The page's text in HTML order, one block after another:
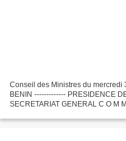
Conseil des Ministres du mercredi
BENIN ------------- PRESIDENCE
SECRETARIAT GENERAL C O M